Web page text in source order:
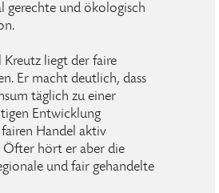
gerechte und ökologisch
liegt der faire
Er macht deutlich, dass
täglich zu einer
Entwicklung
Handel aktiv
Öfter hört er aber die
und fair gehandelte